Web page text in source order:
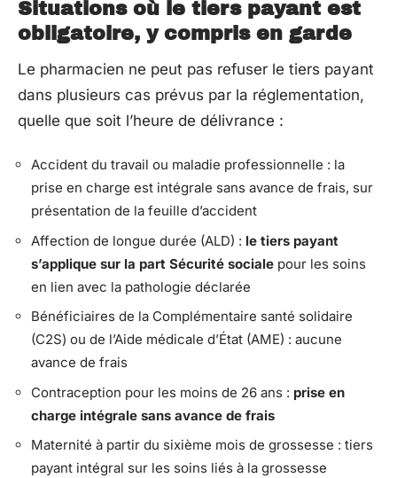
Situations où le tiers payant est
obligatoire, y compris en garde
Le pharmacien ne peut pas refuser le tiers payant
dans plusieurs cas prévus par la réglementation,
quelle que soit l’heure de délivrance :
Accident du travail ou maladie professionnelle : la
prise en charge est intégrale sans avance de frais, sur
présentation de la feuille d’accident
Affection de longue durée (ALD) : le tiers payant
s’applique sur la part Sécurité sociale pour les soins
en lien avec la pathologie déclarée
Bénéficiaires de la Complémentaire santé solidaire
(C2S) ou de l’Aide médicale d’État (AME) : aucune
avance de frais
Contraception pour les moins de 26 ans : prise en
charge intégrale sans avance de frais
Maternité à partir du sixième mois de grossesse : tiers
payant intégral sur les soins liés à la grossesse